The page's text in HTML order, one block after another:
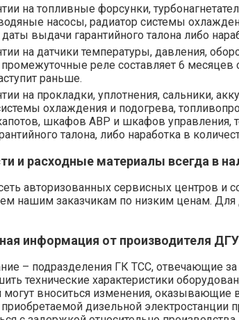
на топливные форсунки,
насосы, радиатор системы
выдачи гарантийного талона либо
на датчики температуры, давления,
промежуточные реле составляет 6
раньше.
на прокладки, уплотнения, сальники,
охлаждения и подогрева,
шкафов АВР и шкафов управления,
талона, либо наработка в
и расходные материалы всегда в
авторизованных сервисных центров и
нашим заказчикам по низким ценам.
информация от производителя
– подразделения ГК ТСС, отвечающие
технические характеристики
могут вноситься изменения, оказывающие
приобретаемой дизельной